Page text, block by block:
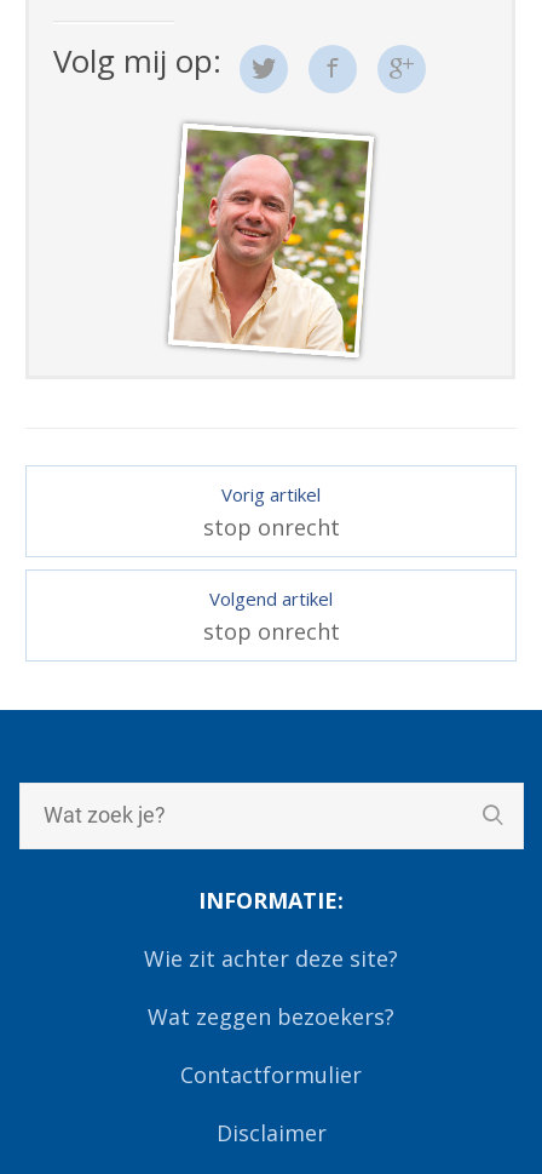
Volg mij op:
Vorig artikel
stop onrecht
Volgend artikel
stop onrecht
INFORMATIE:
Wie zit achter deze site?
Wat zeggen bezoekers?
Contactformulier
Disclaimer